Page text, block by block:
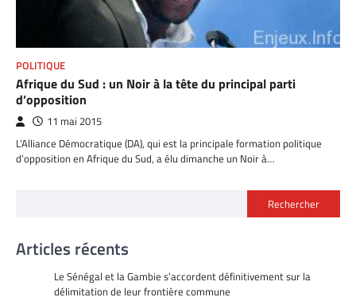
POLITIQUE
Afrique du Sud : un Noir à la tête du principal parti
d’opposition
11 mai 2015
L’Alliance Démocratique (DA), qui est la principale formation politique
d’opposition en Afrique du Sud, a élu dimanche un Noir à…
Rechercher
Articles récents
Le Sénégal et la Gambie s’accordent définitivement sur la
délimitation de leur frontière commune